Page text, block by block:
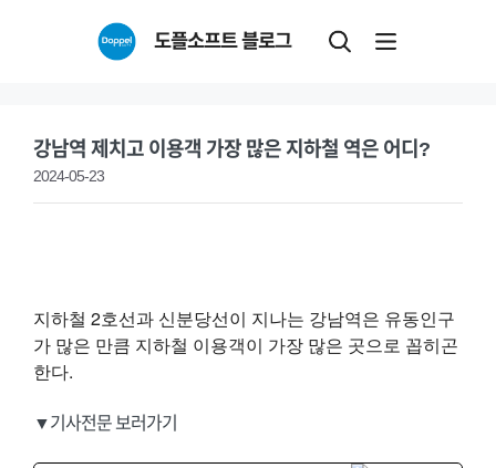
도플소프트 블로그
강남역 제치고 이용객 가장 많은 지하철 역은 어디?
2024-05-23
지하철 2호선과 신분당선이 지나는 강남역은 유동인구
가 많은 만큼 지하철 이용객이 가장 많은 곳으로 꼽히곤
한다.
▼기사전문 보러가기